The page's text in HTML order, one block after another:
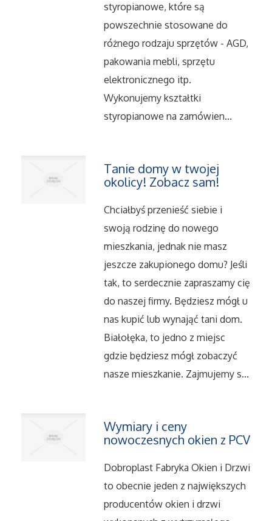
Opieka
Inne Usługi
Noclegi
Hotele i Noclegi
Wypoczynek
Uroda
Dietetyka, Odchudzanie
Kosmetyki
Leczenie
Salony Kosmetyczne
Sprzęt Medyczny
Oprogramowanie
styropianowe, które są
powszechnie stosowane do
różnego rodzaju sprzętów - AGD,
pakowania mebli, sprzętu
elektronicznego itp.
Wykonujemy kształtki
styropianowe na zamówien...
Tanie domy w twojej
okolicy! Zobacz sam!
Chciałbyś przenieść siebie i
swoją rodzinę do nowego
mieszkania, jednak nie masz
jeszcze zakupionego domu? Jeśli
tak, to serdecznie zapraszamy cię
do naszej firmy. Będziesz mógł u
nas kupić lub wynająć tani dom.
Białołęka, to jedno z miejsc
gdzie będziesz mógł zobaczyć
nasze mieszkanie. Zajmujemy s...
Wymiary i ceny
nowoczesnych okien z PCV
Dobroplast Fabryka Okien i Drzwi
to obecnie jeden z największych
producentów okien i drzwi